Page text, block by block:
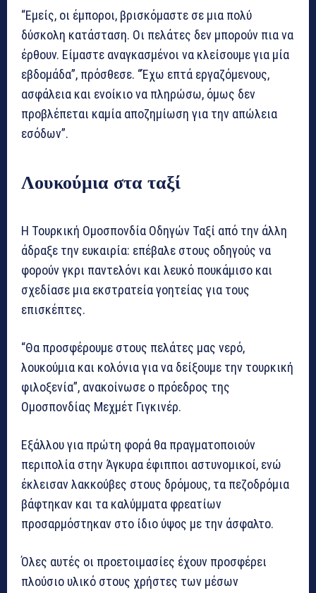
“Εμείς, οι έμποροι, βρισκόμαστε σε μια πολύ
δύσκολη κατάσταση. Οι πελάτες δεν μπορούν πια να
έρθουν. Είμαστε αναγκασμένοι να κλείσουμε για μία
εβδομάδα”, πρόσθεσε. “Έχω επτά εργαζόμενους,
ασφάλεια και ενοίκιο να πληρώσω, όμως δεν
προβλέπεται καμία αποζημίωση για την απώλεια
εσόδων”.
Λουκούμια στα ταξί
Η Τουρκική Ομοσπονδία Οδηγών Ταξί από την άλλη
άδραξε την ευκαιρία: επέβαλε στους οδηγούς να
φορούν γκρι παντελόνι και λευκό πουκάμισο και
σχεδίασε μια εκστρατεία γοητείας για τους
επισκέπτες.
“Θα προσφέρουμε στους πελάτες μας νερό,
λουκούμια και κολόνια για να δείξουμε την τουρκική
φιλοξενία”, ανακοίνωσε ο πρόεδρος της
Ομοσπονδίας Μεχμέτ Γιγκινέρ.
Εξάλλου για πρώτη φορά θα πραγματοποιούν
περιπολία στην Άγκυρα έφιπποι αστυνομικοί, ενώ
έκλεισαν λακκούβες στους δρόμους, τα πεζοδρόμια
βάφτηκαν και τα καλύμματα φρεατίων
προσαρμόστηκαν στο ίδιο ύψος με την άσφαλτο.
Όλες αυτές οι προετοιμασίες έχουν προσφέρει
πλούσιο υλικό στους χρήστες των μέσων